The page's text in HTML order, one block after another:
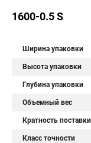
1600-0.5 S
Ширина упаковки
Высота упаковки
Глубина упаковки
Объемный вес
Кратность поставки
Класс точности